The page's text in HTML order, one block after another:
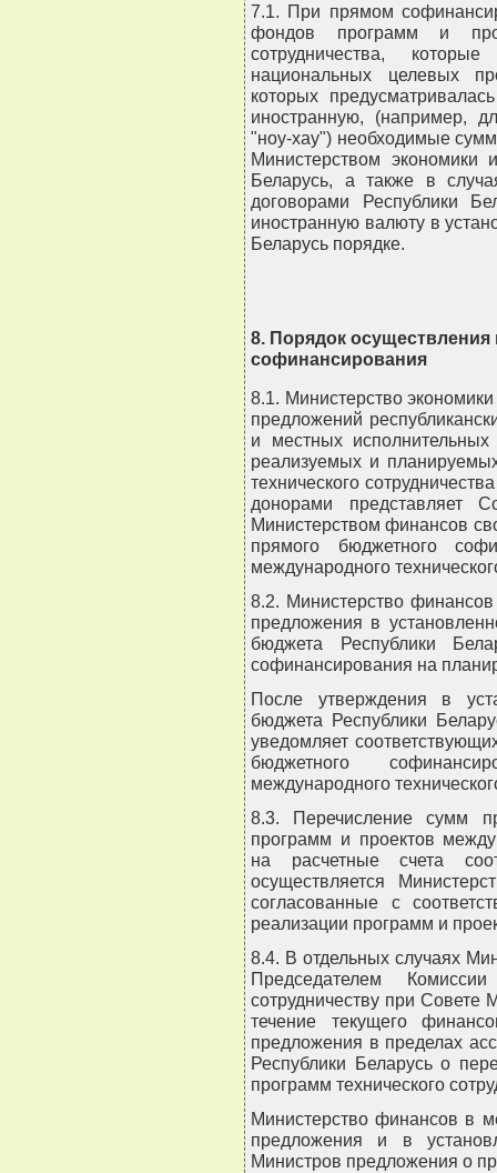
7.1. При прямом
фондов программ и
сотрудничества,
национальных целевых
которых
иностранную, (например,
"ноу-хау") необходимые
Министерством экономики
Беларусь, а также в
договорами Республики
иностранную валюту в
Беларусь порядке.
8. Порядок
софинансирования
8.1. Министерство
предложений
и местных
реализуемых и
технического
донорами представляет
Министерством финансов
прямого бюджетного
международного
8.2. Министерство
предложения в
бюджета Республики
софинансирования на
После утверждения в
бюджета Республики
уведомляет
бюджетного
международного
8.3. Перечисление сумм
программ и проектов
на расчетные счета
осуществляется
согласованные с
реализации программ и
8.4. В отдельных случаях
Председателем
сотрудничеству при Совете
течение текущего
предложения в пределах
Республики Беларусь о
программ технического
Министерство финансов в
предложения и в
Министров предложения о